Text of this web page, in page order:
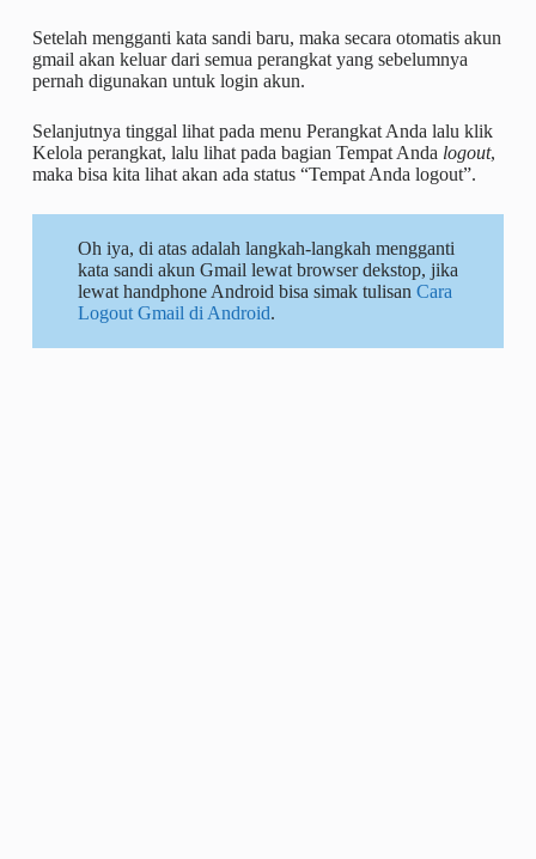
Setelah mengganti kata sandi baru, maka secara otomatis akun
gmail akan keluar dari semua perangkat yang sebelumnya
pernah digunakan untuk login akun.
Selanjutnya tinggal lihat pada menu Perangkat Anda lalu klik
Kelola perangkat, lalu lihat pada bagian Tempat Anda logout,
maka bisa kita lihat akan ada status “Tempat Anda logout”.
Oh iya, di atas adalah langkah-langkah mengganti
kata sandi akun Gmail lewat browser dekstop, jika
lewat handphone Android bisa simak tulisan Cara
Logout Gmail di Android.